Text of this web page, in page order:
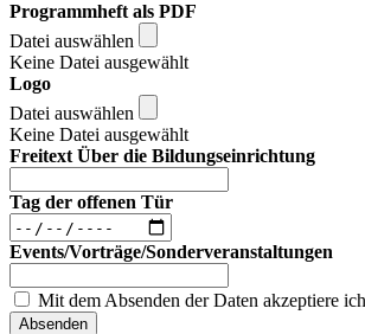
Programmheft als PDF
Datei auswählen
Keine Datei ausgewählt
Logo
Datei auswählen
Keine Datei ausgewählt
Freitext Über die Bildungseinrichtung
Tag der offenen Tür
Events/Vorträge/Sonderveranstaltungen
Mit dem Absenden der Daten akzeptiere
Absenden